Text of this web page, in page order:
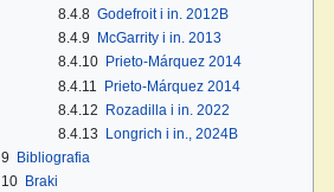
8.4.8 Godefroit i in. 2012B
8.4.9
McGarrity i in. 2013
8.4.10 Prieto-Márquez 2014
8.4.11
Prieto-Márquez 2014
8.4.12 Rozadilla i in. 2022
8.4.13
Longrich i in., 2024B
9
Bibliografia
10 Braki